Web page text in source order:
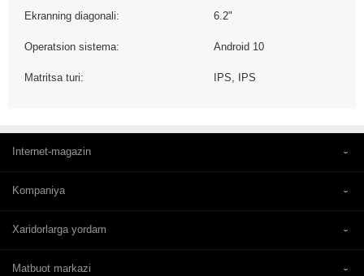
Ekranning diagonali: 6.2"
Operatsion sistema: Android 10
Matritsa turi: IPS, IPS
Internet-magazin
Kompaniya
Xaridorlarga yordam
Matbuot markazi